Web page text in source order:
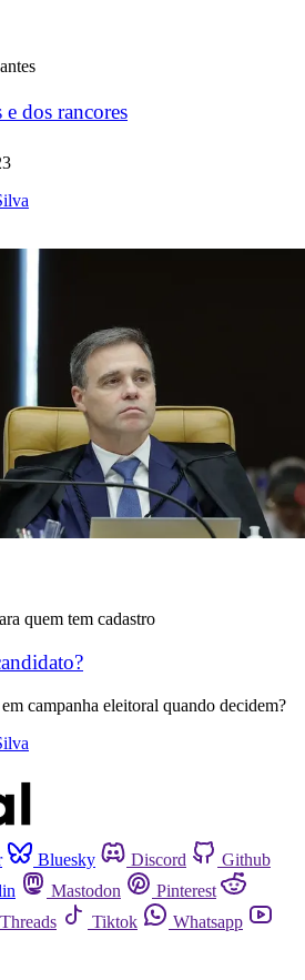
dos rancores
quem tem cadastro
campanha eleitoral quando decidem?
Bluesky Discord
Github
Mastodon
Pinterest
Threads Tiktok
Whatsapp